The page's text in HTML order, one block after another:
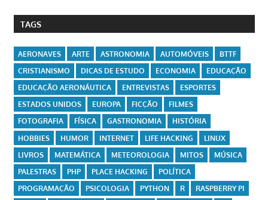
TAGS
AERONAVES ARTE ASTRONOMIA AUTOMÓVEIS
BTTF
CRISTIANISMO
DICAS DE ESTUDO ECONOMIA
EDUCAÇÃO
EDUCAÇÃO AERONÁUTICA
ENTREVISTAS
ESPORTES
ESTADOS UNIDOS
EUROPA FICÇÃO
FILMES
FOTOGRAFIA
FÍSICA GASTRONOMIA
HISTÓRIA
HOBBIES
HUMOR INTERNET LIFE HACKING
LINUX
LIVROS
MATEMÁTICA METEOROLOGIA MITOS
MÚSICA
PALESTRAS
PHP PLACE HACKING
POLÍTICA
PROGRAMAÇÃO
PSICOLOGIA PYTHON R
RASPBERRY PI